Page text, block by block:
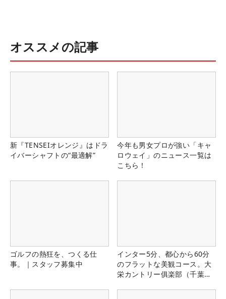
オススメの記事
新『TENSEIオレンジ』はドラ
イバーシャフトの“最適解”
今年も男女プロが強い「キャ
ロウェイ」のニュース一覧は
こちら！
ゴルフの熱狂を、つくる仕
事。｜スタッフ募集中
インター5分、都心から60分
のフラットな美観コース。大
栄カントリー俱楽部（千葉